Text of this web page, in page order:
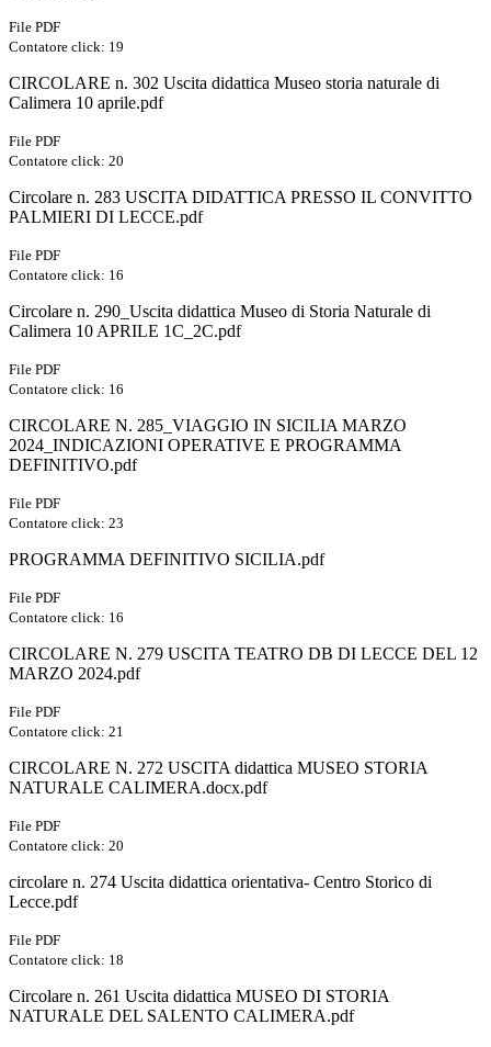
File PDF
Contatore click: 19
CIRCOLARE n. 302 Uscita didattica Museo storia naturale di
Calimera 10 aprile.pdf
File PDF
Contatore click: 20
Circolare n. 283 USCITA DIDATTICA PRESSO IL CONVITTO
PALMIERI DI LECCE.pdf
File PDF
Contatore click: 16
Circolare n. 290_Uscita didattica Museo di Storia Naturale di
Calimera 10 APRILE 1C_2C.pdf
File PDF
Contatore click: 16
CIRCOLARE N. 285_VIAGGIO IN SICILIA MARZO
2024_INDICAZIONI OPERATIVE E PROGRAMMA
DEFINITIVO.pdf
File PDF
Contatore click: 23
PROGRAMMA DEFINITIVO SICILIA.pdf
File PDF
Contatore click: 16
CIRCOLARE N. 279 USCITA TEATRO DB DI LECCE DEL 12
MARZO 2024.pdf
File PDF
Contatore click: 21
CIRCOLARE N. 272 USCITA didattica MUSEO STORIA
NATURALE CALIMERA.docx.pdf
File PDF
Contatore click: 20
circolare n. 274 Uscita didattica orientativa- Centro Storico di
Lecce.pdf
File PDF
Contatore click: 18
Circolare n. 261 Uscita didattica MUSEO DI STORIA
NATURALE DEL SALENTO CALIMERA.pdf